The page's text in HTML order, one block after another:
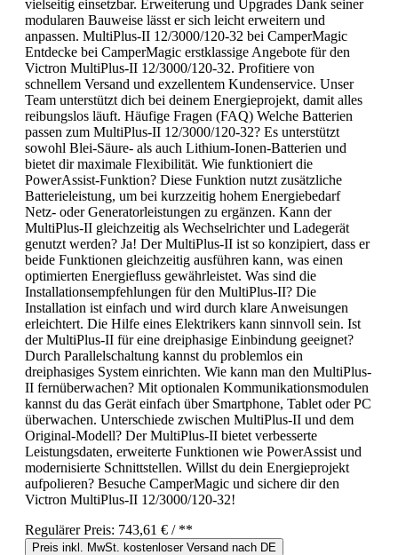
vielseitig einsetzbar. Erweiterung und Upgrades Dank seiner
modularen Bauweise lässt er sich leicht erweitern und
anpassen. MultiPlus-II 12/3000/120-32 bei CamperMagic
Entdecke bei CamperMagic erstklassige Angebote für den
Victron MultiPlus-II 12/3000/120-32. Profitiere von
schnellem Versand und exzellentem Kundenservice. Unser
Team unterstützt dich bei deinem Energieprojekt, damit alles
reibungslos läuft. Häufige Fragen (FAQ) Welche Batterien
passen zum MultiPlus-II 12/3000/120-32? Es unterstützt
sowohl Blei-Säure- als auch Lithium-Ionen-Batterien und
bietet dir maximale Flexibilität. Wie funktioniert die
PowerAssist-Funktion? Diese Funktion nutzt zusätzliche
Batterieleistung, um bei kurzzeitig hohem Energiebedarf
Netz- oder Generatorleistungen zu ergänzen. Kann der
MultiPlus-II gleichzeitig als Wechselrichter und Ladegerät
genutzt werden? Ja! Der MultiPlus-II ist so konzipiert, dass er
beide Funktionen gleichzeitig ausführen kann, was einen
optimierten Energiefluss gewährleistet. Was sind die
Installationsempfehlungen für den MultiPlus-II? Die
Installation ist einfach und wird durch klare Anweisungen
erleichtert. Die Hilfe eines Elektrikers kann sinnvoll sein. Ist
der MultiPlus-II für eine dreiphasige Einbindung geeignet?
Durch Parallelschaltung kannst du problemlos ein
dreiphasiges System einrichten. Wie kann man den MultiPlus-
II fernüberwachen? Mit optionalen Kommunikationsmodulen
kannst du das Gerät einfach über Smartphone, Tablet oder PC
überwachen. Unterschiede zwischen MultiPlus-II und dem
Original-Modell? Der MultiPlus-II bietet verbesserte
Leistungsdaten, erweiterte Funktionen wie PowerAssist und
modernisierte Schnittstellen. Willst du dein Energieprojekt
aufpolieren? Besuche CamperMagic und sichere dir den
Victron MultiPlus-II 12/3000/120-32!
Regulärer Preis: 743,61 € / **
Preis inkl. MwSt. kostenloser Versand nach DE